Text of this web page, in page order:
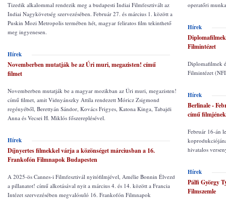
Tizedik alkalommal rendezik meg a budapesti Indiai Filmfesztivált az
Indiai Nagykövetség szervezésében. Február 27. és március 1. között a
Puskin Mozi Metropolis termében hét, magyar feliratos film tekinthető
meg ingyenesen.
Hírek
Novemberben mutatják be az Úri muri, megazisten! című
filmet
Novemberben mutatják be a magyar mozikban az Úri muri, megazisten!
című filmet, amit Vidnyánszky Attila rendezett Móricz Zsigmond
regényéből, Berettyán Sándor, Kovács Frigyes, Katona Kinga, Tabajdi
Anna és Vecsei H. Miklós főszereplésével.
Hírek
Díjnyertes filmekkel várja a közönséget márciusban a 16.
Frankofón Filmnapok Budapesten
A 2025-ös Cannes-i Filmfesztivál nyitófilmjével, Amélie Bonnin Élvezd
a pillanatot! című alkotásával nyit a március 4. és 14. között a Francia
Intézet szervezésében megvalósuló 16. Frankofón Filmnapok
operatőri
Hírek
Filmintézet
Diplomafilmek
Filmintézet
Hírek
Berlinale -
című
Február 16-án
hivatalos
Hírek
Pálfi György
Filmszemle